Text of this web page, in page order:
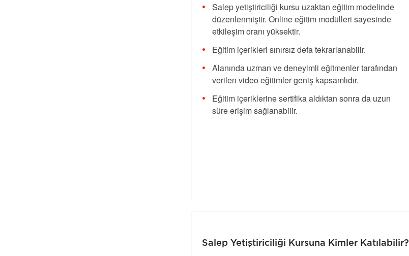
Salep yetiştiriciliği kursu uzaktan eğitim modelinde
düzenlenmiştir. Online eğitim modülleri sayesinde
etkileşim oranı yüksektir.
Eğitim içerikleri sınırsız defa tekrarlanabilir.
Alanında uzman ve deneyimli eğitmenler tarafından
verilen video eğitimler geniş kapsamlıdır.
Eğitim içeriklerine sertifika aldıktan sonra da uzun
süre erişim sağlanabilir.
Salep Yetiştiriciliği Kursuna Kimler Katılabilir?